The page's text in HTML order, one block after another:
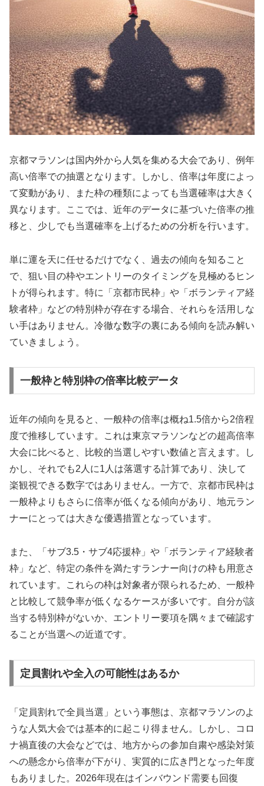
京都マラソンは国内外から人気を集める大会であり、例年
高い倍率での抽選となります。しかし、倍率は年度によっ
て変動があり、また枠の種類によっても当選確率は大きく
異なります。ここでは、近年のデータに基づいた倍率の推
移と、少しでも当選確率を上げるための分析を行います。
単に運を天に任せるだけでなく、過去の傾向を知ること
で、狙い目の枠やエントリーのタイミングを見極めるヒン
トが得られます。特に「京都市民枠」や「ボランティア経
験者枠」などの特別枠が存在する場合、それらを活用しな
い手はありません。冷徹な数字の裏にある傾向を読み解い
ていきましょう。
一般枠と特別枠の倍率比較データ
近年の傾向を見ると、一般枠の倍率は概ね1.5倍から2倍程
度で推移しています。これは東京マラソンなどの超高倍率
大会に比べると、比較的当選しやすい数値と言えます。し
かし、それでも2人に1人は落選する計算であり、決して
楽観視できる数字ではありません。一方で、京都市民枠は
一般枠よりもさらに倍率が低くなる傾向があり、地元ラン
ナーにとっては大きな優遇措置となっています。
また、「サブ3.5・サブ4応援枠」や「ボランティア経験者
枠」など、特定の条件を満たすランナー向けの枠も用意さ
れています。これらの枠は対象者が限られるため、一般枠
と比較して競争率が低くなるケースが多いです。自分が該
当する特別枠がないか、エントリー要項を隅々まで確認す
ることが当選への近道です。
定員割れや全入の可能性はあるか
「定員割れで全員当選」という事態は、京都マラソンのよ
うな人気大会では基本的に起こり得ません。しかし、コロ
ナ禍直後の大会などでは、地方からの参加自粛や感染対策
への懸念から倍率が下がり、実質的に広き門となった年度
もありました。2026年現在はインバウンド需要も回復